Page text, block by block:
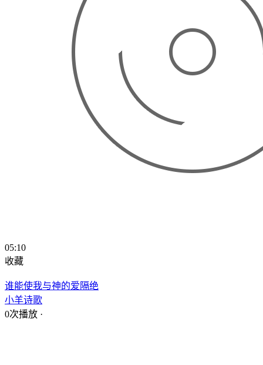
05:10
收藏
谁能使我与神的爱隔绝
小羊诗歌
0次播放 ·